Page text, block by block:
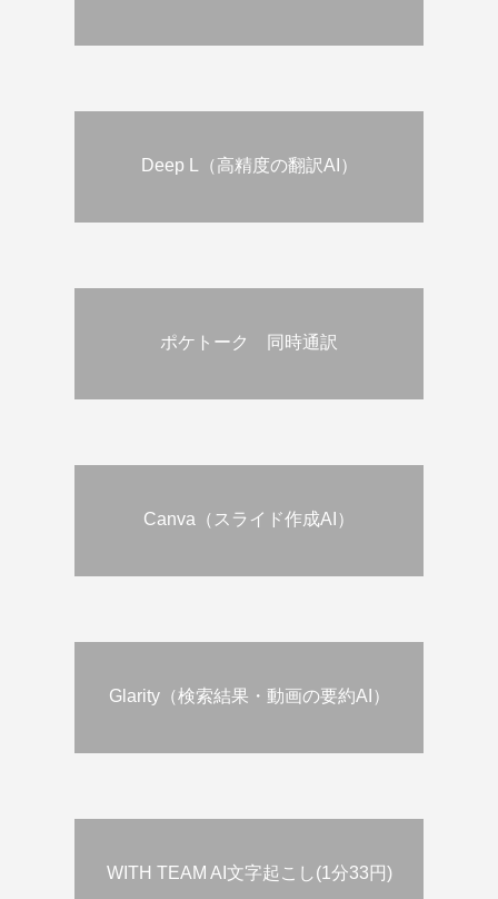
Deep L（高精度の翻訳AI）
ポケトーク 同時通訳
Canva（スライド作成AI）
Glarity（検索結果・動画の要約AI）
WITH TEAM AI文字起こし(1分33円)